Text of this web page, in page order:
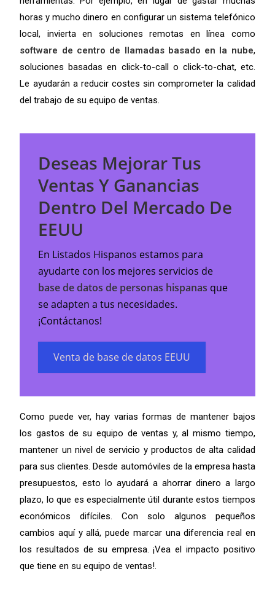
horas y mucho dinero en configurar un sistema telefónico
local, invierta en soluciones remotas en línea como
software de centro de llamadas basado en la nube,
soluciones basadas en click-to-call o click-to-chat, etc.
Le ayudarán a reducir costes sin comprometer la calidad
del trabajo de su equipo de ventas.
Deseas Mejorar Tus
Ventas Y Ganancias
Dentro Del Mercado De
EEUU
En Listados Hispanos estamos para
ayudarte con los mejores servicios de
base de datos de personas hispanas que
se adapten a tus necesidades.
¡Contáctanos!
Venta de base de datos EEUU
Como puede ver, hay varias formas de mantener bajos
los gastos de su equipo de ventas y, al mismo tiempo,
mantener un nivel de servicio y productos de alta calidad
para sus clientes.Desde automóviles de la empresa hasta
presupuestos, esto lo ayudará a ahorrar dinero a largo
plazo, lo que es especialmente útil durante estos tiempos
económicos difíciles.Con solo algunos pequeños
cambios aquí y allá, puede marcar una diferencia real en
los resultados de su empresa.¡Vea el impacto positivo
que tiene en su equipo de ventas!.